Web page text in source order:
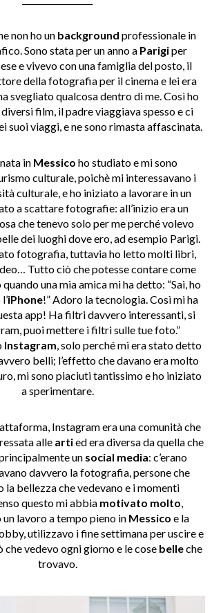
non ho un background professionale in
Sono stata per un anno a Parigiper
e vivevo con una famiglia del posto, il
della fotografia per il cinema e lei era
svegliato qualcosa dentro di me.Così ho
film, il padre viaggiava spesso e ci
suoi viaggi, e ne sono rimasta affascinata.
in Messico ho studiato e mi sono
culturale, poichè mi interessavano i
culturale, e ho iniziato a lavorare in un
a scattare fotografie: all’inizio era un
che tenevo solo per me perché volevo
dei luoghi dove ero, ad esempio Parigi.
fotografia, tuttavia ho letto molti libri,
Tutto ciò che potesse contare come
quando una mia amica mi ha detto: “Sai, ho
iPhone!”Adoro la tecnologia. Così mi ha
app! Ha filtri davvero interessanti, si
puoi mettere i filtri sulle tue foto.”
Instagram, solo perché mi era stato detto
belli; l’effetto che davano era molto
mi sono piaciuti tantissimo e ho iniziato
a sperimentare.
Instagram era una comunità che
alle artied era diversa da quella che
un social media: c’erano
davvero la fotografia, persone che
la bellezza che vedevano e i momenti
questo mi abbia motivato molto,
un lavoro a tempo pieno in Messico e la
utilizzavo i fine settimana per uscire e
vedevo ogni giorno e le cose belleche
trovavo.